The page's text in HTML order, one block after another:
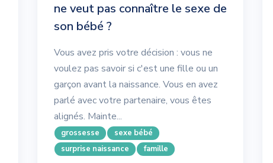
ne veut pas connaître le sexe de
son bébé ?
Vous avez pris votre décision : vous ne
voulez pas savoir si c'est une fille ou un
garçon avant la naissance. Vous en avez
parlé avec votre partenaire, vous êtes
alignés. Mainte...
grossesse
sexe bébé
surprise naissance
famille